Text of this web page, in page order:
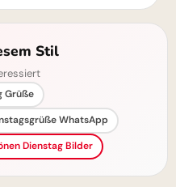
Stil
Grüße
WhatsApp
Dienstag Bilder